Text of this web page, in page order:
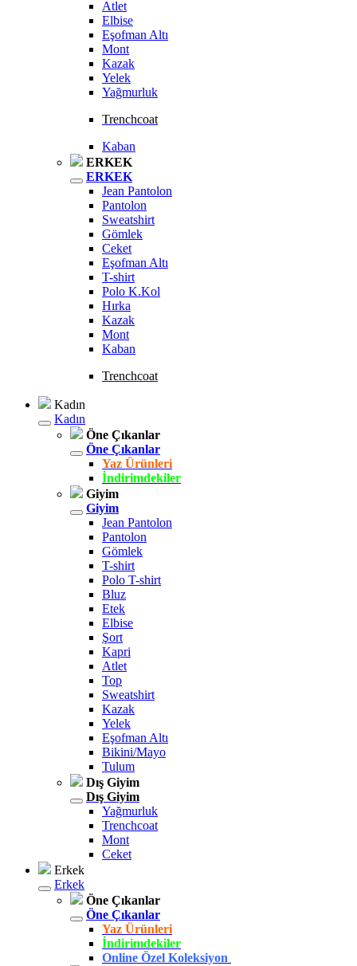
Atlet
Elbise
Eşofman Altı
Mont
Kazak
Yelek
Yağmurluk
Trenchcoat
Kaban
ERKEK
ERKEK
Jean Pantolon
Pantolon
Sweatshirt
Gömlek
Ceket
Eşofman Altı
T-shirt
Polo K.Kol
Hırka
Kazak
Mont
Kaban
Trenchcoat
Kadın
Kadın
Öne Çıkanlar
Öne Çıkanlar
Yaz Ürünleri
İndirimdekiler
Giyim
Giyim
Jean Pantolon
Pantolon
Gömlek
T-shirt
Polo T-shirt
Bluz
Etek
Elbise
Şort
Kapri
Atlet
Top
Sweatshirt
Kazak
Yelek
Eşofman Altı
Bikini/Mayo
Tulum
Dış Giyim
Dış Giyim
Yağmurluk
Trenchcoat
Mont
Ceket
Erkek
Erkek
Öne Çıkanlar
Öne Çıkanlar
Yaz Ürünleri
İndirimdekiler
Online Özel Koleksiyon